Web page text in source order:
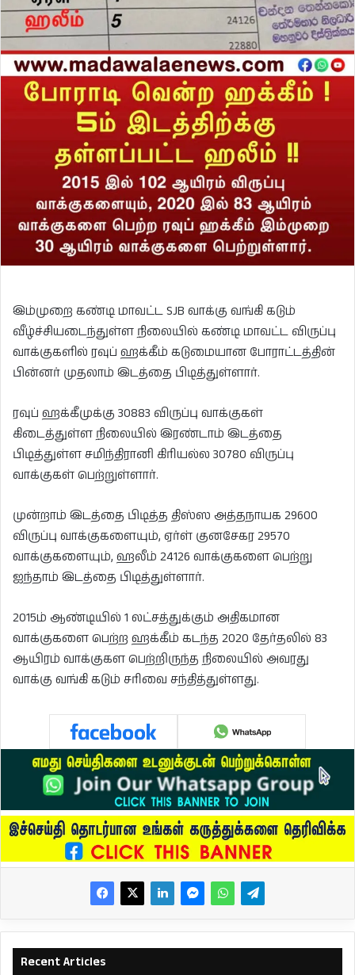
இம்முறை கண்டி மாவட்ட SJB வாக்கு வங்கி கடும்
வீழ்ச்சியடைந்துள்ள நிலையில் கண்டி மாவட்ட விருப்பு
வாக்குகளில் ரவுப் ஹக்கீம் கடுமையான போராட்டத்தின்
பின்னர் முதலாம் இடத்தை பிடித்துள்ளார்.
ரவுப் ஹக்கீமுக்கு 30883 விருப்பு வாக்குகள்
கிடைத்துள்ள நிலையில் இரண்டாம் இடத்தை
பிடித்துள்ள சமிந்திரானி கிரியல்ல 30780 விருப்பு
வாக்குகள் பெற்றுள்ளார்.
முன்றாம் இடத்தை பிடித்த திஸ்ஸ அத்தநாயக 29600
விருப்பு வாக்குகளையும், ஏர்ள் குனசேகர 29570
வாக்குகளையும், ஹலீம் 24126 வாக்குகளை பெற்று
ஐந்தாம் இடத்தை பிடித்துள்ளார்.
2015ம் ஆண்டியில் 1 லட்சத்துக்கும் அதிகமான
வாக்குகளை பெற்ற ஹக்கீம் கடந்த 2020 தேர்தலில் 83
ஆயிரம் வாக்குகள பெற்றிருந்த நிலையில் அவரது
வாக்கு வங்கி கடும் சரிவை சந்தித்துள்ளது.
Recent Articles